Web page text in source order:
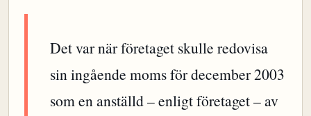
Det var när företaget skulle redovisa
sin ingående moms för december 2003
som en anställd – enligt företaget – av